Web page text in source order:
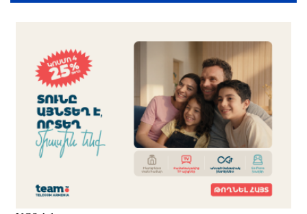
Իրազեկում․ գործարկվելու է էլեկտրական
շչակ
3 ժամ առաջ
Օգոստոսի 6-ին, 7-ին, 10-ին, 11-ին, 12-ին և 13-
ին հարյուրավոր հասցեներում լույս չի լինելու
4 ժամ առաջ
Ջուր հավաքեք․ բազմաթիվ հասցեներում ջուր